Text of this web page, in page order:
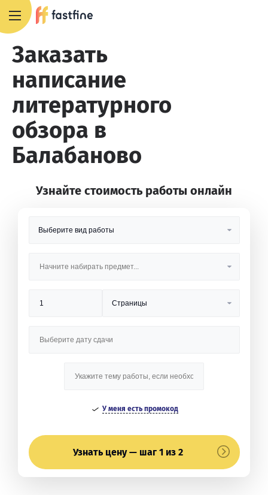
Заказать
написание
литературного
обзора в
Балабаново
Узнайте стоимость работы онлайн
У меня есть промокод
Узнать цену — шаг 1 из 2